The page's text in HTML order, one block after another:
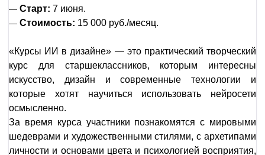
— Старт: 7 июня.
— Стоимость: 15 000 руб./месяц.
«Курсы ИИ в дизайне» — это практический творческий
курс для старшеклассников, которым интересны
искусство, дизайн и современные технологии и
которые хотят научиться использовать нейросети
осмысленно.
За время курса участники познакомятся с мировыми
шедеврами и художественными стилями, с архетипами
личности и основами цвета и психологией восприятия,